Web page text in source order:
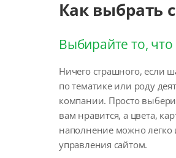
Как выбрать
Выбирайте то, что
Ничего страшного, если
по тематике или роду
компании. Просто
вам нравится, а цвета,
наполнение можно легко
управления сайтом.